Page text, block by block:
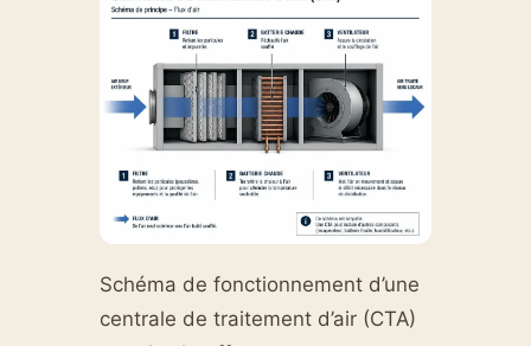
Schéma de fonctionnement d’une
centrale de traitement d’air (CTA)